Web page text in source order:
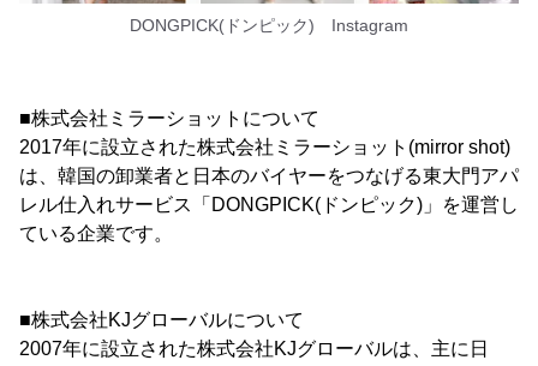
DONGPICK(ドンピック) Instagram
■株式会社ミラーショットについて
2017年に設立された株式会社ミラーショット(mirror shot)
は、韓国の卸業者と日本のバイヤーをつなげる東大門アパ
レル仕入れサービス「DONGPICK(ドンピック)」を運営し
ている企業です。
■株式会社KJグローバルについて
2007年に設立された株式会社KJグローバルは、主に日